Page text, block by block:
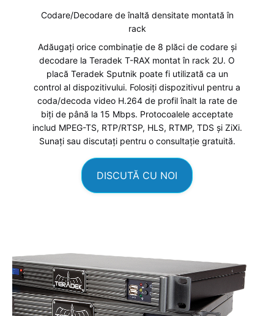
Codare/Decodare de înaltă densitate montată în
rack
Adăugați orice combinație de 8 plăci de codare și
decodare la Teradek T-RAX montat în rack 2U. O
placă Teradek Sputnik poate fi utilizată ca un
control al dispozitivului. Folosiți dispozitivul pentru a
coda/decoda video H.264 de profil înalt la rate de
biți de până la 15 Mbps. Protocoalele acceptate
includ MPEG-TS, RTP/RTSP, HLS, RTMP, TDS și ZiXi.
Sunați sau discutați pentru o consultație gratuită.
DISCUTĂ CU NOI